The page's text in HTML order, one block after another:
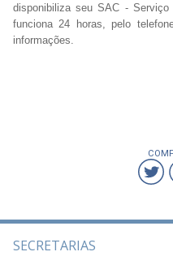
disponibiliza seu SAC - Serviço
funciona 24 horas, pelo
informações.
SECRETARIAS